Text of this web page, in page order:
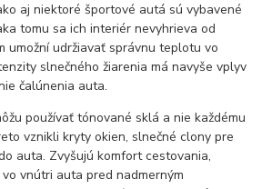
aj niektoré športové autá sú vybavené
tomu sa ich interiér nevyhrieva od
umožní udržiavať správnu teplotu vo
slnečného žiarenia má navyše vplyv
čalúnenia auta.
používať tónované sklá a nie každému
vznikli kryty okien, slnečné clony pre
auta. Zvyšujú komfort cestovania,
vnútri auta pred nadmerným